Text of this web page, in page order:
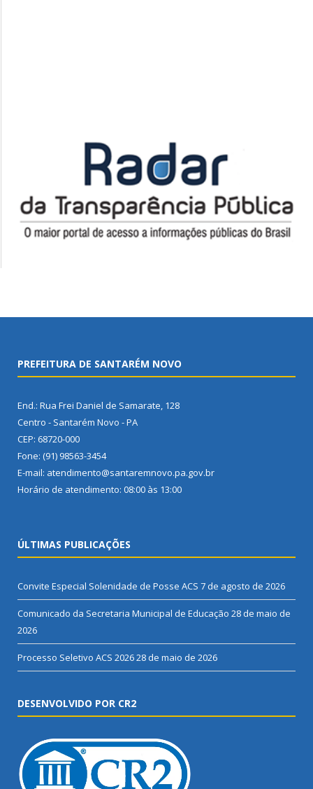
PREFEITURA DE SANTARÉM NOVO
End.: Rua Frei Daniel de Samarate, 128
Centro - Santarém Novo - PA
CEP: 68720-000
Fone: (91) 98563-3454
E-mail: atendimento@santaremnovo.pa.gov.br
Horário de atendimento: 08:00 às 13:00
ÚLTIMAS PUBLICAÇÕES
Convite Especial Solenidade de Posse ACS 7 de agosto de 2026
Comunicado da Secretaria Municipal de Educação 28 de maio de
2026
Processo Seletivo ACS 202628 de maio de 2026
DESENVOLVIDO POR CR2